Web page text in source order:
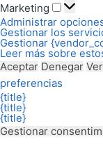
Marketing
Administrar
Gestionar los
Gestionar
Leer más sobre
Aceptar Denegar
preferencias
{title}
{title}
{title}
Gestionar